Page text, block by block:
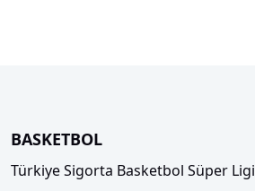
BASKETBOL
Türkiye Sigorta Basketbol Süper Ligi